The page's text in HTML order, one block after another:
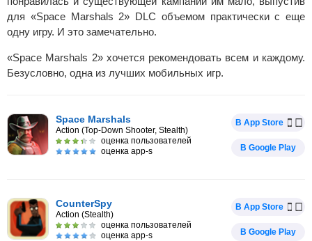
для «Space Marshals 2» DLC объемом практически с еще
одну игру. И это замечательно.
«Space Marshals 2» хочется рекомендовать всем и каждому.
Безусловно, одна из лучших мобильных игр.
Space Marshals
Action (Top-Down Shooter, Stealth)
оценка пользователей
оценка app-s
В App Store
В Google Play
CounterSpy
Action (Stealth)
оценка пользователей
оценка app-s
В App Store
В Google Play